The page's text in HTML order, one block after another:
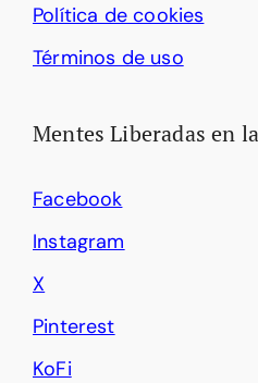
Política de cookies
Términos de uso
Mentes Liberadas en
Facebook
Instagram
X
Pinterest
KoFi